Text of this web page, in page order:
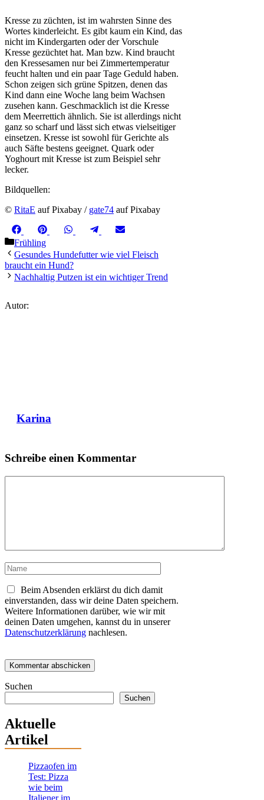
Kresse zu züchten, ist im wahrsten Sinne des
Wortes kinderleicht. Es gibt kaum ein Kind, das
nicht im Kindergarten oder der Vorschule
Kresse gezüchtet hat. Man bzw. Kind braucht
den Kressesamen nur bei Zimmertemperatur
feucht halten und ein paar Tage Geduld haben.
Schon zeigen sich grüne Spitzen, denen das
Kind dann eine Woche lang beim Wachsen
zusehen kann. Geschmacklich ist die Kresse
dem Meerrettich ähnlich. Sie ist allerdings nicht
ganz so scharf und lässt sich etwas vielseitiger
einsetzen. Kresse ist sowohl für Gerichte als
auch Säfte bestens geeignet. Quark oder
Yoghourt mit Kresse ist zum Beispiel sehr
lecker.
Bildquellen:
© RitaE auf Pixabay / gate74 auf Pixabay
Share
on
FacebookShare
Pinterest Share
WhatsAppShare
TelegramShare
Kategorien
Frühling
Gesundes Hundefutter wie viel Fleisch
braucht ein Hund?
Nachhaltig Putzen ist ein wichtiger Trend
Autor:
Karina
Schreibe einen Kommentar
Name
Beim Absenden erklärst du dich damit
einverstanden, dass wir deine Daten speichern.
Weitere Informationen darüber, wie wir mit
deinen Daten umgehen, kannst du in unserer
Datenschutzerklärung nachlesen.
Suchen
Suchen
Aktuelle
Artikel
Pizzaofen im
Test: Pizza
wie beim
Italiener im